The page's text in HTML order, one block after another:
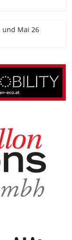
und Mai 26